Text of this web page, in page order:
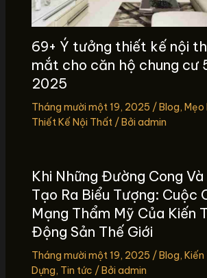
69+ Ý tưởng thiết kế nội
mắt cho căn hộ chung cư
2025
Tháng mười một 19, 2025 / Blog,
Thiết Kế Nội Thất/ Bởi admin
Khi Những Đường Cong
Tạo Ra Biểu Tượng: Cuộc
Mạng Thẩm Mỹ Của Kiến
Động Sản Thế Giới
Tháng mười một 19, 2025 / Blog,
Dựng, Tin tức / Bởi admin